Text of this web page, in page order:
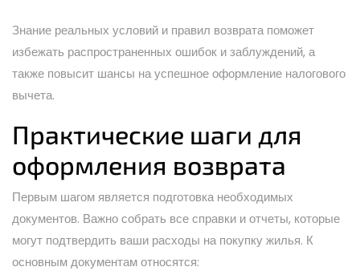
Знание реальных условий и правил возврата поможет
избежать распространенных ошибок и заблуждений, а
также повысит шансы на успешное оформление налогового
вычета.
Практические шаги для
оформления возврата
Первым шагом является подготовка необходимых
документов. Важно собрать все справки и отчеты, которые
могут подтвердить ваши расходы на покупку жилья. К
основным документам относятся: